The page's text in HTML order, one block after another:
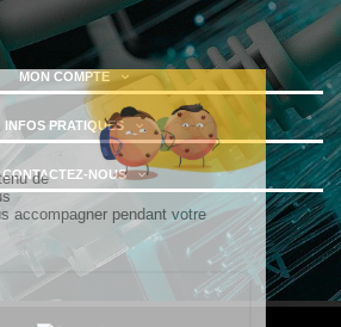
MON COMPTE
INFOS PRATIQUES
CONTACTEZ-NOUS